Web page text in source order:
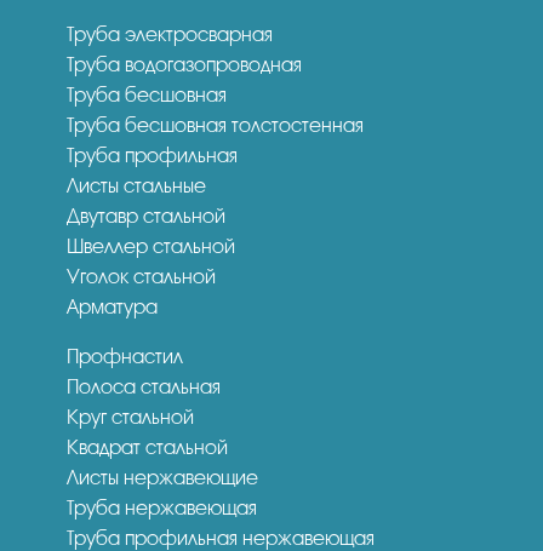
Труба электросварная
Труба водогазопроводная
Труба бесшовная
Труба бесшовная толстостенная
Труба профильная
Листы стальные
Двутавр стальной
Швеллер стальной
Уголок стальной
Арматура
Профнастил
Полоса стальная
Круг стальной
Квадрат стальной
Листы нержавеющие
Труба нержавеющая
Труба профильная нержавеющая